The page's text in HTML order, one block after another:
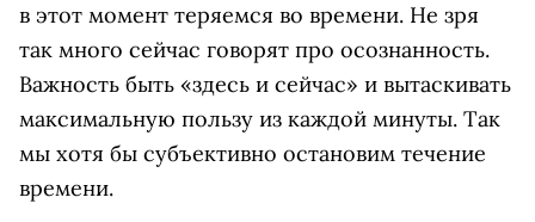
в этот момент теряемся во времени. Не зря
так много сейчас говорят про осознанность.
Важность быть «здесь и сейчас» и вытаскивать
максимальную пользу из каждой минуты. Так
мы хотя бы субъективно остановим течение
времени.